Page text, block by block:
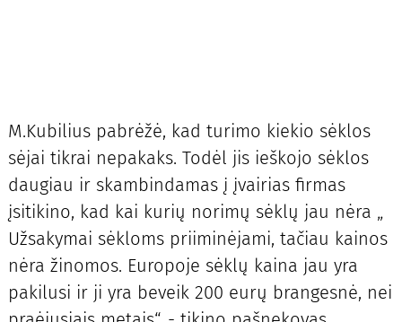
M.Kubilius pabrėžė, kad turimo kiekio sėklos
sėjai tikrai nepakaks. Todėl jis ieškojo sėklos
daugiau ir skambindamas į įvairias firmas
įsitikino, kad kai kurių norimų sėklų jau nėra „
Užsakymai sėkloms priiminėjami, tačiau kainos
nėra žinomos. Europoje sėklų kaina jau yra
pakilusi ir ji yra beveik 200 eurų brangesnė, nei